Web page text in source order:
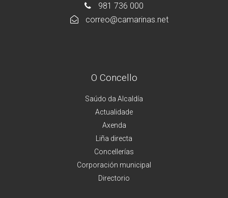
981 736 000
correo@camarinas.net
O Concello
Saúdo da Alcaldía
Actualidade
Axenda
Liña directa
Concellerías
Corporación municipal
Directorio